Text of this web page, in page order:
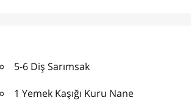
5-6 Diş Sarımsak
1 Yemek Kaşığı Kuru Nane